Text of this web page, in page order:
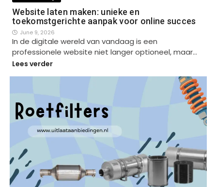
Website laten maken: unieke en
toekomstgerichte aanpak voor online succes
June 9, 2026
In de digitale wereld van vandaag is een
professionele website niet langer optioneel, maar…
Lees verder